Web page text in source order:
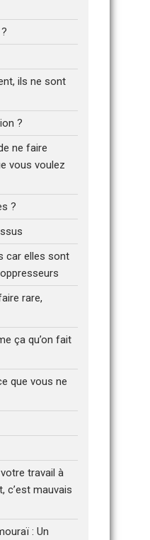
ils ne sont
?
ne faire
vous voulez
?
car elles sont
rare,
ça qu’on fait
que vous ne
travail à
c’est mauvais
: Un